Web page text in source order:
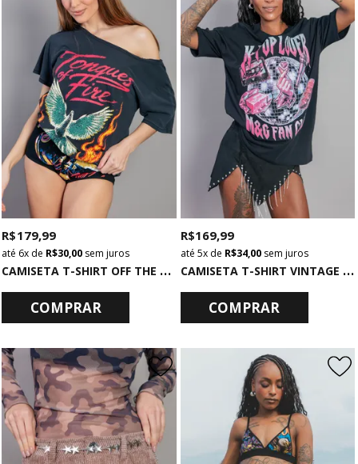
C
AMISETA T-SHIRT OFF THE SHOULDER CHUMBO TONGUES
R$ 179,99
6x de R$ 30,00 sem juros
COMPRAR
C
AMISETA T-SHIRT VINTAGE PRETA K-POP POWER
R$ 169,99
5xde R$ 34,00sem juros
COMPRAR